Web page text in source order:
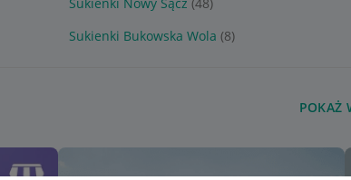
Sukienki Bukowska Wola (8)
POKAŻ